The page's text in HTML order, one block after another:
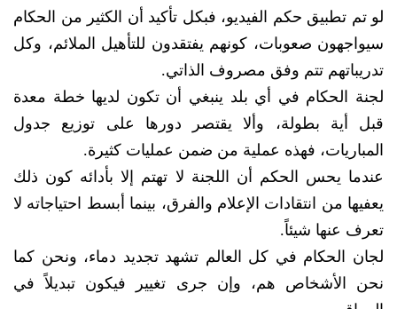
لو تم تطبيق حكم الفيديو، فبكل تأكيد أن الكثير من الحكام
سيواجهون صعوبات، كونهم يفتقدون للتأهيل الملائم، وكل
تدريباتهم تتم وفق مصروف الذاتي.
لجنة الحكام في أي بلد ينبغي أن تكون لديها خطة معدة
قبل أية بطولة، وألا يقتصر دورها على توزيع جدول
المباريات، فهذه عملية من ضمن عمليات كثيرة.
عندما يحس الحكم أن اللجنة لا تهتم إلا بأدائه كون ذلك
يعفيها من انتقادات الإعلام والفرق، بينما أبسط احتياجاته لا
تعرف عنها شيئاً.
لجان الحكام في كل العالم تشهد تجديد دماء، ونحن كما
نحن الأشخاص هم، وإن جرى تغيير فيكون تبديلاً في